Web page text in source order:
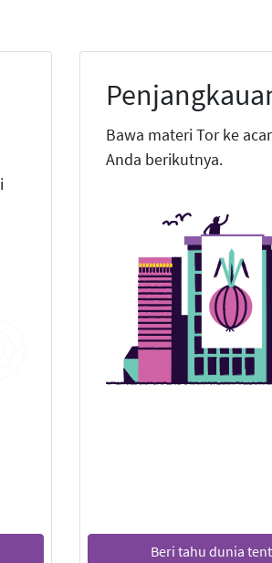
Bawa materi Tor ke
Anda berikutnya.
Beri tahu dunia